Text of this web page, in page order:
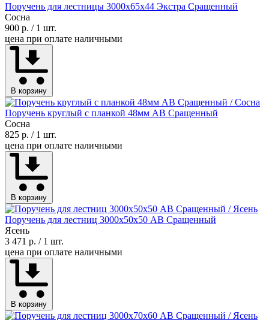
Поручень для лестницы 3000х65х44 Экстра Сращенный
Сосна
900 р. / 1 шт.
цена при оплате наличными
В корзину
Поручень круглый с планкой 48мм АВ Сращенный
Сосна
825 р. / 1 шт.
цена при оплате наличными
В корзину
Поручень для лестниц 3000х50х50 АВ Сращенный
Ясень
3 471 р. / 1 шт.
цена при оплате наличными
В корзину